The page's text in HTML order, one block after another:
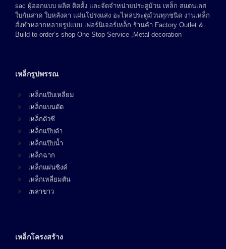
sac ผู้ออกแบบ ผลิต ติดตั้ง และจัดจำหน่ายประตูม้วน เหล็ก สแตนเลส
ใบกันสาด ใบหลังคา แผ่นโปร่งแสง อะไหล่ประตูม้วนทุกชนิด งานเหล็ก
สั่งทำหลากหลายรูปแบบ เฟอร์นิเจอร์เหล็ก ร้านค้า Factory Outlet &
Build to order’s shop One Stop Service ,Metal decoration
เหล็กรูปพรรณ
เหล็กแป๊บเหลี่ยม
เหล็กแบนตัด
เหล็กตัวซี
เหล็กแป๊บดำ
เหล็กแป๊บน้ำ
เหล็กฉาก
เหล็กแผ่นซิงค์
เหล็กเหลี่ยมตัน
เพลาขาว
เหล็กโครงสร้าง